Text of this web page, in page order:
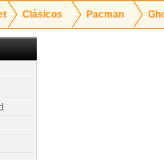
Clásicos Pacman